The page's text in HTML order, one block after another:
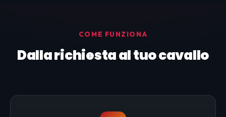
COME FUNZIONA
Dalla richiesta al tuo cavallo